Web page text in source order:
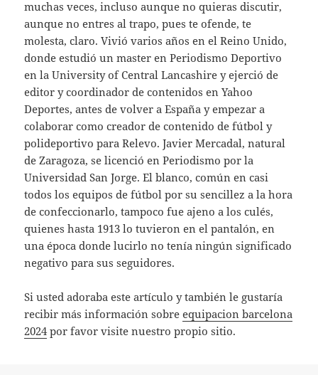
muchas veces, incluso aunque no quieras discutir,
aunque no entres al trapo, pues te ofende, te
molesta, claro. Vivió varios años en el Reino Unido,
donde estudió un master en Periodismo Deportivo
en la University of Central Lancashire y ejerció de
editor y coordinador de contenidos en Yahoo
Deportes, antes de volver a España y empezar a
colaborar como creador de contenido de fútbol y
polideportivo para Relevo. Javier Mercadal, natural
de Zaragoza, se licenció en Periodismo por la
Universidad San Jorge. El blanco, común en casi
todos los equipos de fútbol por su sencillez a la hora
de confeccionarlo, tampoco fue ajeno a los culés,
quienes hasta 1913 lo tuvieron en el pantalón, en
una época donde lucirlo no tenía ningún significado
negativo para sus seguidores.
Si usted adoraba este artículo y también le gustaría
recibir más información sobreequipacion barcelona
2024por favor visite nuestro propio sitio.